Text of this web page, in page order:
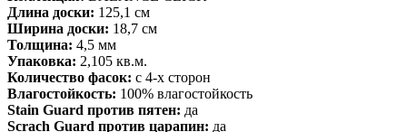
Длина доски: 125,1 см
Ширина доски: 18,7 см
Толщина: 4,5 мм
Упаковка: 2,105 кв.м.
Количество фасок: с 4-х сторон
Влагостойкость: 100% влагостойкость
Stain Guard против пятен: да
Scrach Guard против царапин: да